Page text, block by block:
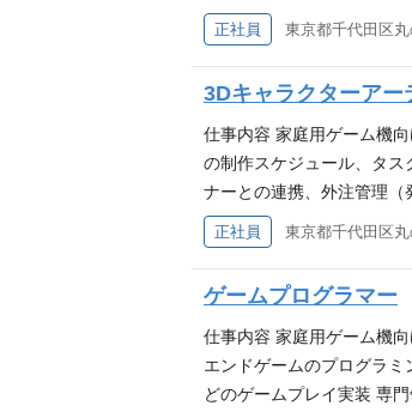
インゲーム外の業務全般
成、実装、調整経験
したい”と考えている方 フ
正社員 東京都千代田区
3Dキャラクターアー
仕事内容 家庭用ゲーム機
の制作スケジュール、タス
ナーとの連携、外注管理
ル： Unreal Engine 5
ル制作経験 キャラクター
ご提出ください 歓迎スキ
飾などの有機的な表現に
関する知識 求める人物像
正社員 東京都千代田区
ゲームプログラマー
仕事内容 家庭用ゲーム機
エンドゲームのプログラ
どのゲームプレイ実装 専